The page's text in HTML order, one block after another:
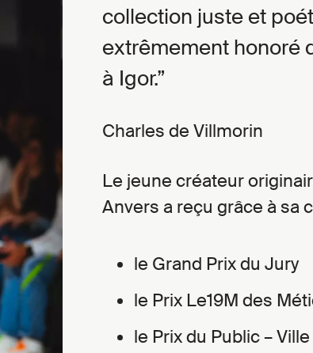
collection juste et
extrêmement honoré
à Igor.
Charles de Villmorin
Le jeune créateur
Anvers a reçu grâce à sa
le Grand Prix du Jury
le Prix Le19M des
le Prix du Public –